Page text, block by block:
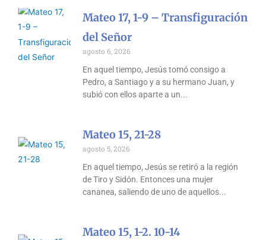
Mateo 17, 1-9 – Transfiguración
del Señor
agosto 6, 2026
En aquel tiempo, Jesús tomó consigo a
Pedro, a Santiago y a su hermano Juan, y
subió con ellos aparte a un
Mateo 15, 21-28
agosto 5, 2026
En aquel tiempo, Jesús se retiró a la región
de Tiro y Sidón. Entonces una mujer
cananea, saliendo de uno de aquellos
Mateo 15, 1-2. 10-14